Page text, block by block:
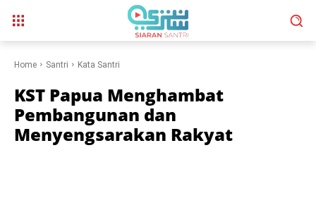
Home Santri Kata Santri
KST Papua Menghambat
Pembangunan dan
Menyengsarakan Rakyat